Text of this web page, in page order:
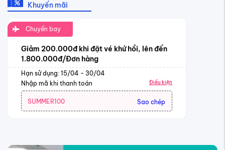
Khuyến mãi
Chuyến bay
Giảm 200.000đ khi đặt vé khứ hồi, lên đến
1.800.000đ/Đơn hàng
Hạn sử dụng: 15/04 - 30/04
Nhập mã khi thanh toán
Điều kiện
SUMMER100 Sao chép